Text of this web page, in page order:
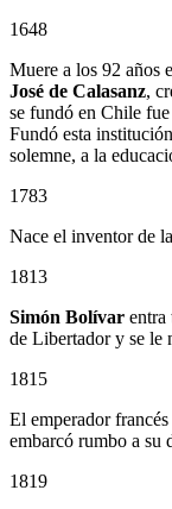
1648
Muere a los 92 años
José de Calasanz,
se fundó en Chile
Fundó esta
solemne, a la
1783
Nace el inventor de
1813
Simón Bolívar entra
de Libertador y se le
1815
El emperador francés
embarcó rumbo a su
1819